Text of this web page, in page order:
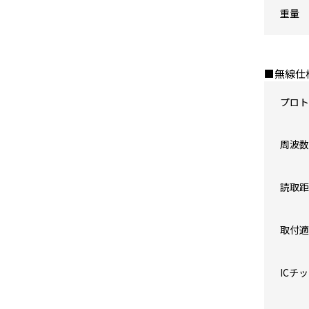
重量
■無線仕
プロ
周波
読取
取付
ICチ